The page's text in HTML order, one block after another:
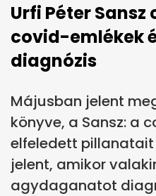
Urfi Péter
covid-emlékek
diagnózis
Májusban jelent
könyve, a Sansz: a
elfeledett pillanatait
jelent, amikor
agydaganatot